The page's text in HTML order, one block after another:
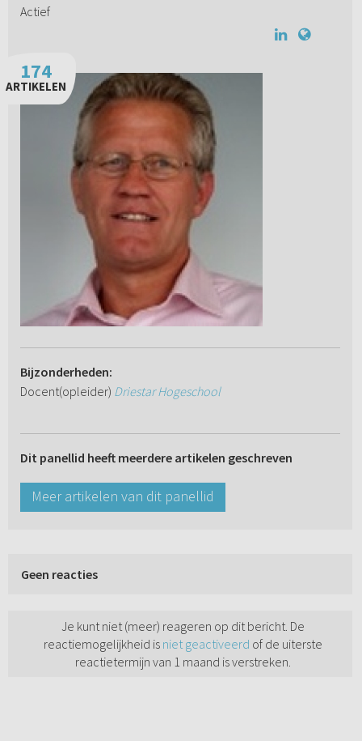
Actief
174
ARTIKELEN
Bijzonderheden:
Docent(opleider) Driestar Hogeschool
Dit panellid heeft meerdere artikelen geschreven
Meer artikelen van dit panellid
Geen reacties
Je kunt niet (meer) reageren op dit bericht. De
reactiemogelijkheid is niet geactiveerd of de uiterste
reactietermijn van 1 maand is verstreken.